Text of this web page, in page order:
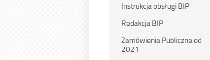
Instrukcja obsługi BIP
Redakcja BIP
Zamówienia Publiczne od
2021